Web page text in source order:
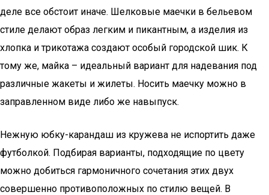
деле все обстоит иначе. Шелковые маечки в бельевом
стиле делают образ легким и пикантным, а изделия из
хлопка и трикотажа создают особый городской шик. К
тому же, майка – идеальный вариант для надевания под
различные жакеты и жилеты. Носить маечку можно в
заправленном виде либо же навыпуск.
Нежную юбку-карандаш из кружева не испортить даже
футболкой. Подбирая варианты, подходящие по цвету
можно добиться гармоничного сочетания этих двух
совершенно противоположных по стилю вещей. В